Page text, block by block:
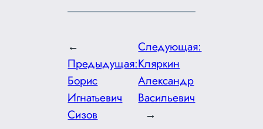
←
Предыдущая:
Борис
Игнатьевич
Сизов
Следующая:
Кляркин
Александр
Васильевич
→